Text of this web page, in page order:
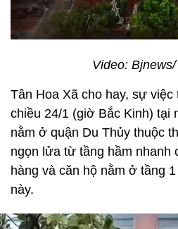
Video:
Tân Hoa Xã cho hay, sự việc
chiều 24/1 (giờ Bắc Kinh) tại
nằm ở quận Du Thủy thuộc
ngọn lửa từ tầng hầm nhanh
hàng và căn hộ nằm ở tầng
này.